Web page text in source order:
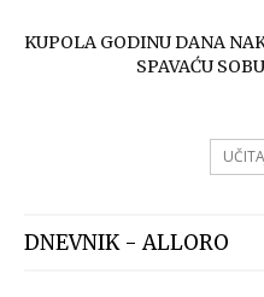
KUPOLA GODINU DANA
SPAVAĆU SOBU
DNEVNIK - ALLORO